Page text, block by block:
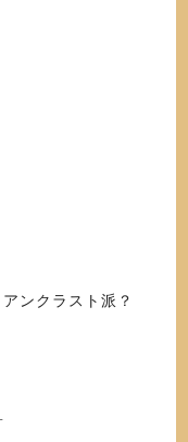
ンクラスト派？